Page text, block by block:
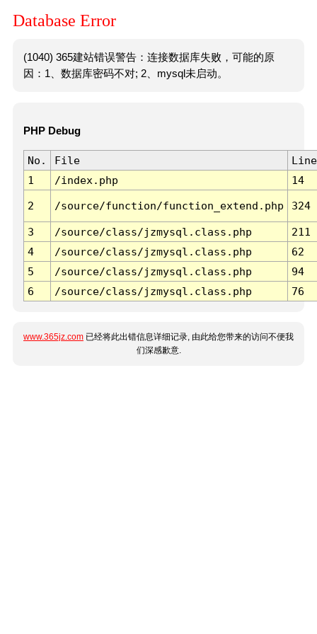
Database Error
(1040) 365建站错误警告：连接数据库失败，可能的原
因：1、数据库密码不对; 2、mysql未启动。
PHP Debug
No. File
Line
1
/index.php 14
2 /source/function/function_extend.php 324
3 /source/class/jzmysql.class.php
211
4
/source/class/jzmysql.class.php
62
5
/source/class/jzmysql.class.php
94
6
/source/class/jzmysql.class.php 76
www.365jz.com 已经将此出错信息详细记录, 由此给您带来的访问不便我
们深感歉意.